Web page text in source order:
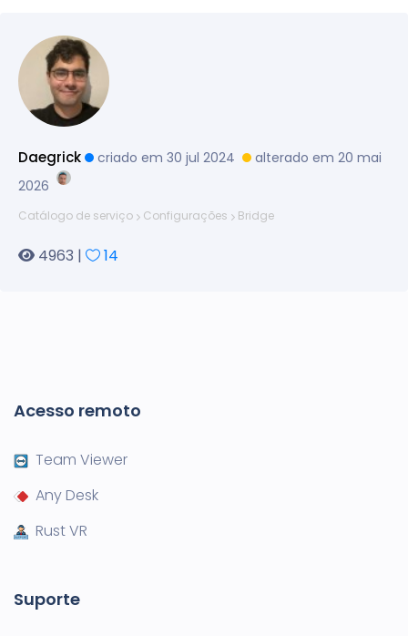
Daegrick criado em 30 jul 2024
alterado em 20 mai
2026
Catálogo de serviço Configurações Bridge
4963 | 14
Acesso remoto
Team Viewer
Any Desk
Rust VR
Suporte